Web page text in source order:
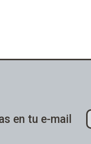
en tu e-mail